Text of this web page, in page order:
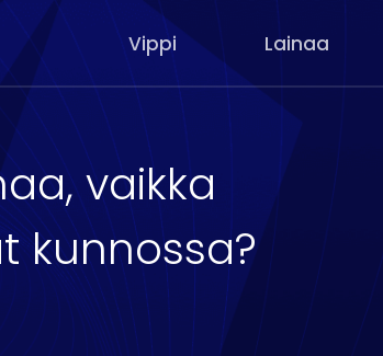
Vippi Lainaa
vaikka
kunnossa?
8000 9000 10000 11000